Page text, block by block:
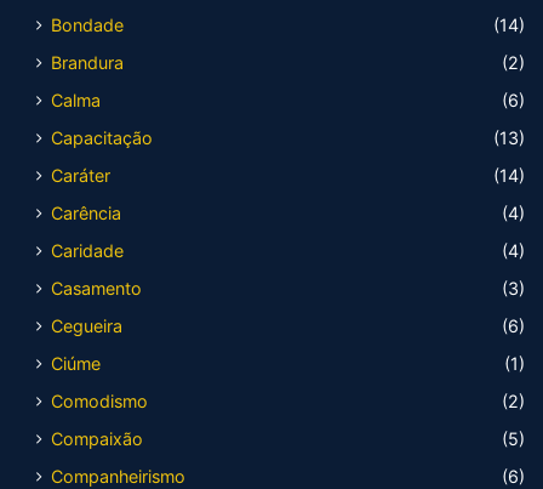
Bondade
(14)
Brandura
(2)
Calma
(6)
Capacitação
(13)
Caráter
(14)
Carência
(4)
Caridade
(4)
Casamento
(3)
Cegueira
(6)
Ciúme
(1)
Comodismo
(2)
Compaixão
(5)
Companheirismo
(6)